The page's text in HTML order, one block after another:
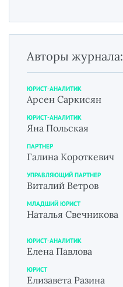
Авторы журнала:
ЮРИСТ-АНАЛИТИК
Арсен Саркисян
ЮРИСТ-АНАЛИТИК
Яна Польская
ПАРТНЕР
Галина Короткевич
УПРАВЛЯЮЩИЙ ПАРТНЕР
Виталий Ветров
МЛАДШИЙ ЮРИСТ
Наталья Свечникова
ЮРИСТ-АНАЛИТИК
Елена Павлова
ЮРИСТ
Елизавета Разина